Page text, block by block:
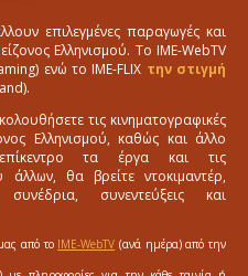
επιλεγμένες παραγωγές και
Ελληνισμού. Το IME-WebTV
ενώ το IME-FLIX την στιγμή
τις κινηματογραφικές
Ελληνισμού, καθώς και άλλο
τα έργα και τις
θα βρείτε ντοκιμαντέρ,
συνεντεύξεις και
από το IME-WebTV (ανά ημέρα) από την